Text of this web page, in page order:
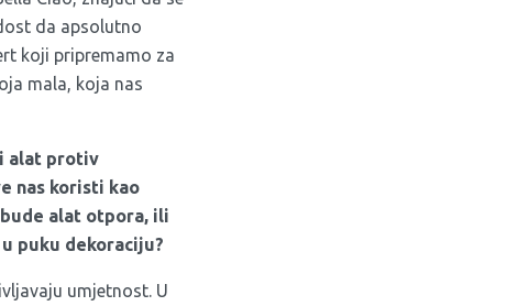
da apsolutno
koji pripremamo za
mala, koja nas
alat protiv
nas koristi kao
alat otpora, ili
puku dekoraciju?
umjetnost. U